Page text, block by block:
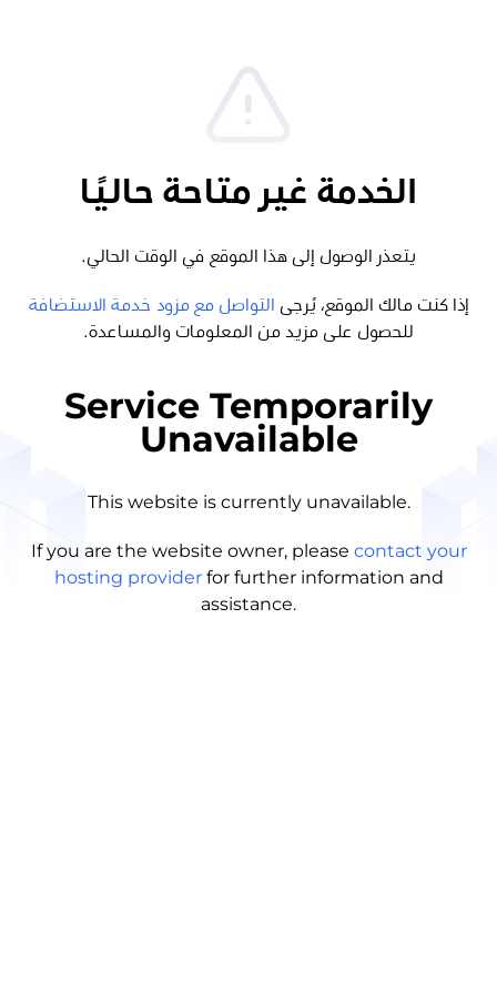
الخدمة غير متاحة حاليًا
يتعذر الوصول إلى هذا الموقع في الوقت الحالي.
إذا كنت مالك الموقع، يُرجى
التواصل مع مزود خدمة الاستضافة
للحصول على مزيد من المعلومات والمساعدة.
Service Temporarily
Unavailable
This website is currently unavailable.
If you are the website owner, please contact your
hosting provider for further information and
assistance.